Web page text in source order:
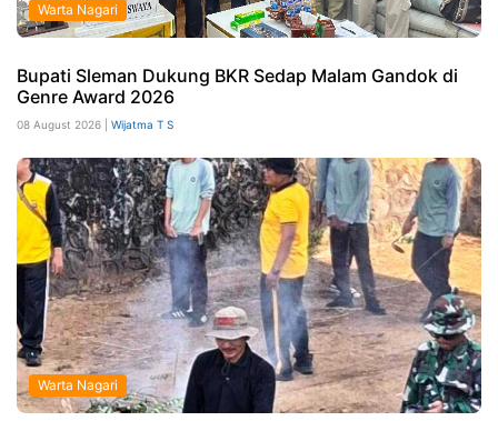
Warta Nagari
Bupati Sleman Dukung BKR Sedap Malam Gandok di
Genre Award 2026
08 August 2026 | Wijatma T S
Warta Nagari